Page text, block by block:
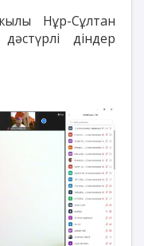
Нұр-Сұлтан
діндер